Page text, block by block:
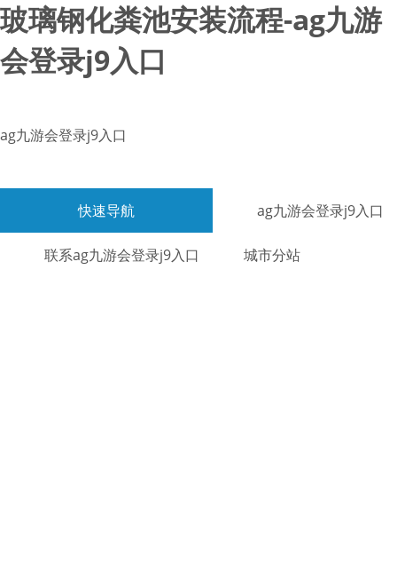
玻璃钢化粪池安装流程-ag九游
会登录j9入口
ag九游会登录j9入口
快速导航 ag九游会登录j9入口
联系ag九游会登录j9入口 城市分站